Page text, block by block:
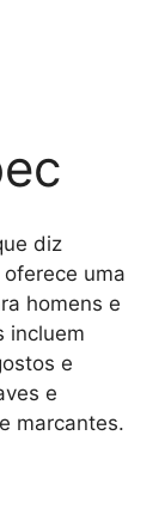
diz
uma
homens e
incluem
e
e
marcantes.